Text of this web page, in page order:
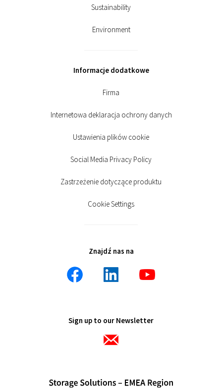
Sustainability
Environment
Informacje dodatkowe
Firma
Internetowa deklaracja ochrony danych
Ustawienia plików cookie
Social Media Privacy Policy
Zastrzeżenie dotyczące produktu
Cookie Settings
Znajdź nas na
Sign up to our Newsletter